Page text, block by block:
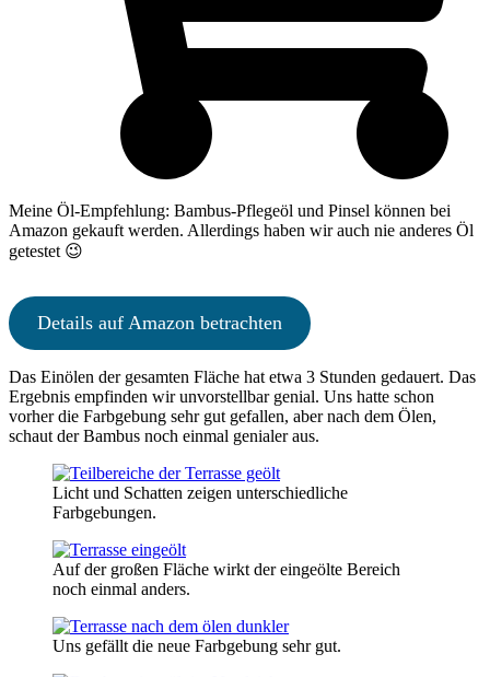
Meine Öl-Empfehlung: Bambus-Pflegeöl und Pinsel können bei
Amazon gekauft werden. Allerdings haben wir auch nie anderes Öl
getestet 😉
Details auf Amazon betrachten
Das Einölen der gesamten Fläche hat etwa 3 Stunden gedauert. Das
Ergebnis empfinden wir unvorstellbar genial. Uns hatte schon
vorher die Farbgebung sehr gut gefallen, aber nach dem Ölen,
schaut der Bambus noch einmal genialer aus.
Licht und Schatten zeigen unterschiedliche
Farbgebungen.
Auf der großen Fläche wirkt der eingeölte Bereich
noch einmal anders.
Uns gefällt die neue Farbgebung sehr gut.